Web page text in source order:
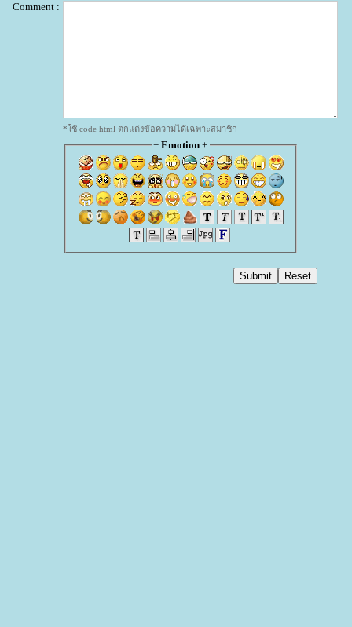
Comment :
*ใช้ code html ตกแต่งข้อความได้เฉพาะสมาชิก
+Emotion +